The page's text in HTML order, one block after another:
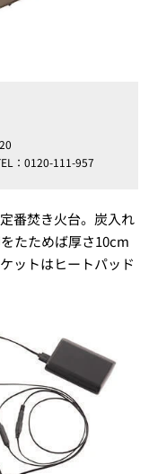
：0120-111-957
番焚き火台。炭入れ
たためば厚さ10cm
ットはヒートパッド